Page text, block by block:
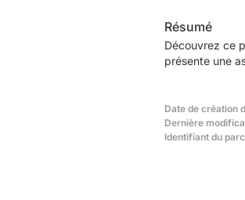
Résumé
Découvrez ce
présente une
Date de création
Dernière
Identifiant du